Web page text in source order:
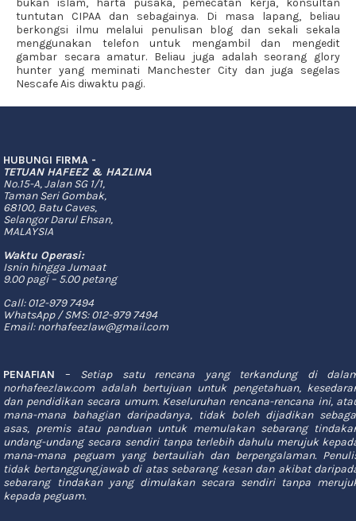
bukan islam, harta pusaka, pemecatan kerja, konsultan
tuntutan CIPAA dan sebagainya. Di masa lapang, beliau
berkongsi ilmu melalui penulisan blog dan sekali sekala
menggunakan telefon untuk mengambil dan mengedit
gambar secara amatur. Beliau juga adalah seorang glory
hunter yang meminati Manchester City dan juga segelas
Nescafe Ais diwaktu pagi.
HUBUNGI FIRMA -
TETUAN HAFEEZ & HAZLINA
No.15-A, Jalan SG 1/1,
Taman Seri Gombak,
68100, Batu Caves,
Selangor Darul Ehsan,
MALAYSIA
Waktu Operasi:
Isnin hingga Jumaat
9.00 pagi – 5.00 petang
Call:012-979 7494
WhatsApp / SMS:012-979 7494
Email:norhafeezlaw@gmail.com
PENAFIAN – Setiap satu rencana yang terkandung di
norhafeezlaw.com adalah bertujuan untuk pengetahuan,
dan pendidikan secara umum. Keseluruhan rencana-rencana ini,
mana-mana bahagian daripadanya, tidak boleh dijadikan
asas, premis atau panduan untuk memulakan sebarang
undang-undang secara sendiri tanpa terlebih dahulu merujuk
mana-mana peguam yang bertauliah dan berpengalaman.
tidak bertanggungjawab di atas sebarang kesan dan akibat
sebarang tindakan yang dimulakan secara sendiri tanpa
kepada peguam.